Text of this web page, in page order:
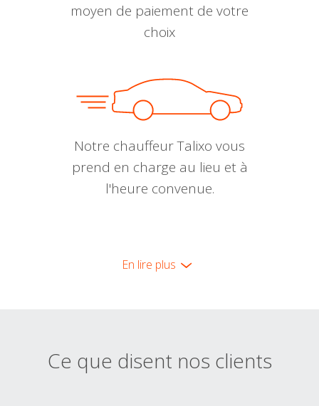
moyen de paiement de votre
choix
Notre chauffeur Talixo vous
prend en charge au lieu et à
l'heure convenue.
En lire plus
Ce que disent nos clients